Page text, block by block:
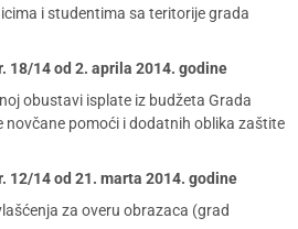
i studentima sa teritorije grada
18/14 od 2. aprila 2014. godine
obustavi isplate iz budžeta Grada
novčane pomoći i dodatnih oblika zaštite
12/14 od 21. marta 2014. godine
za overu obrazaca (grad